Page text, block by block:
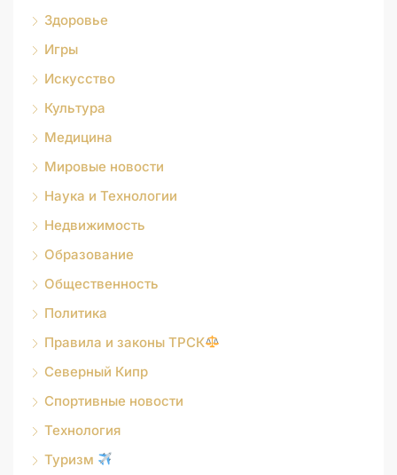
Здоровье
Игры
Искусство
Культура
Медицина
Мировые новости
Наука и Технологии
Недвижимость
Образование
Общественность
Политика
Правила и законы ТРСК
Северный Кипр
Спортивные новости
Технология
Туризм